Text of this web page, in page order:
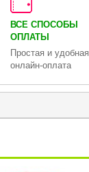
ВСЕ СПОСОБЫ
ОПЛАТЫ
Простая и удобная
онлайн-оплата